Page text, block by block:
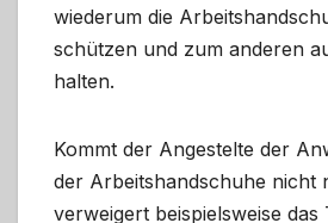
wiederum die
schützen und zum anderen
halten.
Kommt der Angestelte der
der Arbeitshandschuhe nicht
verweigert beispielsweise das